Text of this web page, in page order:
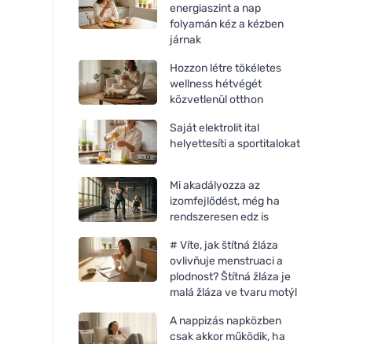
energiaszint a nap
folyamán kéz a kézben
járnak
Hozzon létre tökéletes
wellness hétvégét
közvetlenül otthon
Saját elektrolit ital
helyettesíti a sportitalokat
Mi akadályozza az
izomfejlődést, még ha
rendszeresen edz is
# Víte, jak štítná žláza
ovlivňuje menstruaci a
plodnost? Štítná žláza je
malá žláza ve tvaru motýl
A nappizás napközben
csak akkor működik, ha